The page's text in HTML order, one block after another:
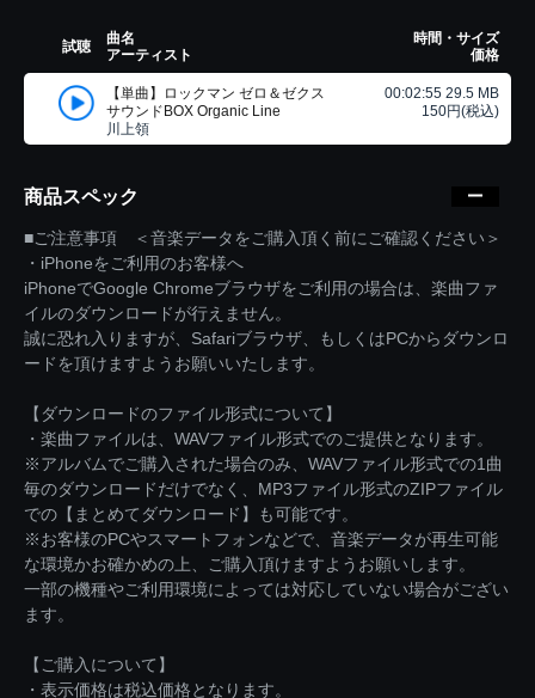
試聴
曲名
アーティスト
時間・サイズ
価格
【単曲】ロックマン ゼロ＆ゼクス
サウンドBOX Organic Line
川上領
00:02:55 29.5 MB
150円(税込)
商品スペック
■ご注意事項 ＜音楽データをご購入頂く前にご確認ください＞
・iPhoneをご利用のお客様へ
iPhoneでGoogle Chromeブラウザをご利用の場合は、楽曲ファ
イルのダウンロードが行えません。
誠に恐れ入りますが、Safariブラウザ、もしくはPCからダウンロ
ードを頂けますようお願いいたします。
【ダウンロードのファイル形式について】
・楽曲ファイルは、WAVファイル形式でのご提供となります。
※アルバムでご購入された場合のみ、WAVファイル形式での1曲
毎のダウンロードだけでなく、MP3ファイル形式のZIPファイル
での【まとめてダウンロード】も可能です。
※お客様のPCやスマートフォンなどで、音楽データが再生可能
な環境かお確かめの上、ご購入頂けますようお願いします。
一部の機種やご利用環境によっては対応していない場合がござい
ます。
【ご購入について】
・表示価格は税込価格となります。